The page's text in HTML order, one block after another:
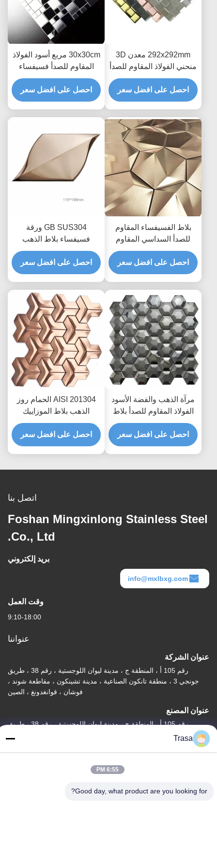
292x292mm معدن 3D
منحني الفولاذ المقاوم للصدأ
فسيفساء بلاط الحائط ديكور
PVD مطلي
احصل على افضل سعر
30x30cm مربع أسود الفولاذ
المقاوم للصدأ فسيفساء
بلاط فسيفساء معدني
باكسبلاش
احصل على افضل سعر
بلاط الفسيفساء المقاوم
للصدأ السداسي المقاوم
للارتداء من الذهب الوردي
الياقوت الأزرق JIS
احصل على افضل سعر
GB SUS304 ورقة
فسيفساء بلاط الذهب
المعدني باكسبلاش حبة
منتفخة
احصل على افضل سعر
مرآة الذهب والفضة الأسود
الفولاذ المقاوم للصدأ بلاط
الموزاييك 3D مسدس
Rustproof AISI
احصل على افضل سعر
AISI 201304 الحمام روز
الذهب بلاط الموزاييك
شعري مصقول الانتهاء
احصل على افضل سعر
اتصل بنا
Foshan Mingxinlong Stainless Steel
Co., Ltd.
بريد إلكتروني
info@mxlbxg.com
وقت العمل
9:10-18:00
عنواننا
عنوان الشركة
رقم 105 أ ، المنطقة ج ، مدينة ليوان اللوجستية ، رقم 38 ، طريق
جونجي 3 ، منطقة تانكون الصناعية ، مدينة تشينكون ، مقاطعة شوند ،
فوشان ، قوانغدونغ ، الصين
عنوان المصنع
رقم 105 أ ، المنطقة ج ، مدينة ليوان اللوجستية ، رقم 38 ، طريق
جونجي 3 ، منطقة تانكون الصناعية ، مدينة تشينكون ، مقاطعة شوند ،Trasa
6:55 PM
Good day, what product are you looking for?